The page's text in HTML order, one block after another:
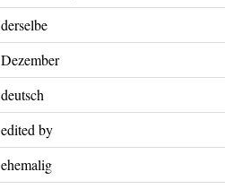
derselbe
Dezember
deutsch
edited by
ehemalig